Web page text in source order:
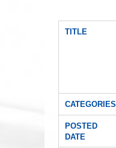
TITLE
CATEGORIES
POSTED
DATE